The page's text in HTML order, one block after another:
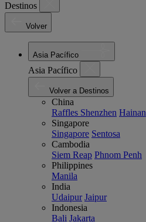
Destinos
Volver
Asia Pacífico
Asia Pacífico
Volver a Destinos
China
Raffles Shenzhen Hainan
Singapore
Singapore Sentosa
Cambodia
Siem Reap Phnom Penh
Philippines
Manila
India
Udaipur Jaipur
Indonesia
Bali Jakarta